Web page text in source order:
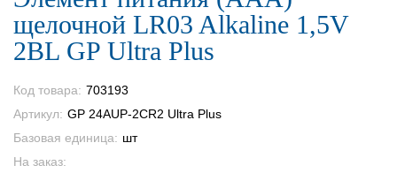
щелочной LR03 Alkaline 1,5V
2BL GP Ultra Plus
Код товара: 703193
Артикул: GP 24AUP-2CR2 Ultra Plus
Базовая единица: шт
На заказ: